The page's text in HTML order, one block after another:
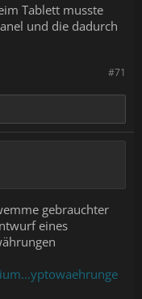
Tablett musste
und die dadurch
#71
gebrauchter
eines